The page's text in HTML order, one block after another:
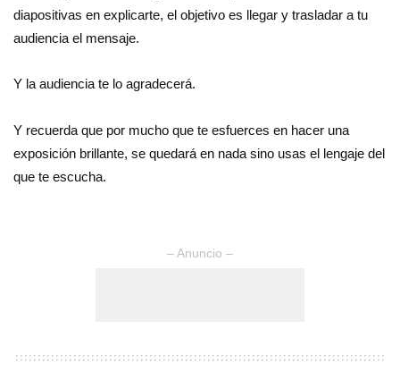
diapositivas en explicarte, el objetivo es llegar y trasladar a tu
audiencia el mensaje.
Y la audiencia te lo agradecerá.
Y recuerda que por mucho que te esfuerces en hacer una
exposición brillante, se quedará en nada sino usas el lengaje del
que te escucha.
– Anuncio –